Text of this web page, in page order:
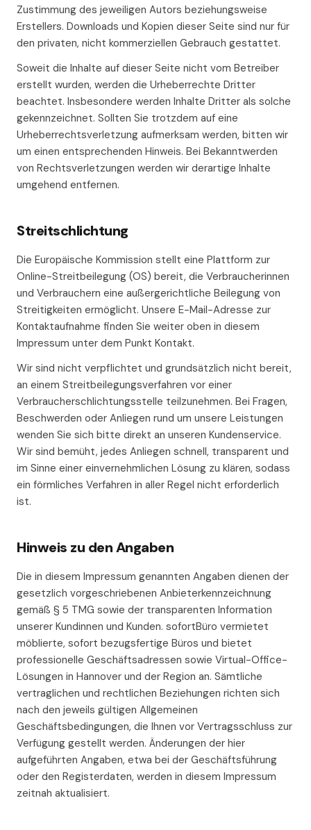
Zustimmung des jeweiligen Autors beziehungsweise
Erstellers. Downloads und Kopien dieser Seite sind nur für
den privaten, nicht kommerziellen Gebrauch gestattet.
Soweit die Inhalte auf dieser Seite nicht vom Betreiber
erstellt wurden, werden die Urheberrechte Dritter
beachtet. Insbesondere werden Inhalte Dritter als solche
gekennzeichnet. Sollten Sie trotzdem auf eine
Urheberrechtsverletzung aufmerksam werden, bitten wir
um einen entsprechenden Hinweis. Bei Bekanntwerden
von Rechtsverletzungen werden wir derartige Inhalte
umgehend entfernen.
Streitschlichtung
Die Europäische Kommission stellt eine Plattform zur
Online-Streitbeilegung (OS) bereit, die Verbraucherinnen
und Verbrauchern eine außergerichtliche Beilegung von
Streitigkeiten ermöglicht. Unsere E-Mail-Adresse zur
Kontaktaufnahme finden Sie weiter oben in diesem
Impressum unter dem Punkt Kontakt.
Wir sind nicht verpflichtet und grundsätzlich nicht bereit,
an einem Streitbeilegungsverfahren vor einer
Verbraucherschlichtungsstelle teilzunehmen. Bei Fragen,
Beschwerden oder Anliegen rund um unsere Leistungen
wenden Sie sich bitte direkt an unseren Kundenservice.
Wir sind bemüht, jedes Anliegen schnell, transparent und
im Sinne einer einvernehmlichen Lösung zu klären, sodass
ein förmliches Verfahren in aller Regel nicht erforderlich
ist.
Hinweis zu den Angaben
Die in diesem Impressum genannten Angaben dienen der
gesetzlich vorgeschriebenen Anbieterkennzeichnung
gemäß § 5 TMG sowie der transparenten Information
unserer Kundinnen und Kunden. sofortBüro vermietet
möblierte, sofort bezugsfertige Büros und bietet
professionelle Geschäftsadressen sowie Virtual-Office-
Lösungen in Hannover und der Region an. Sämtliche
vertraglichen und rechtlichen Beziehungen richten sich
nach den jeweils gültigen Allgemeinen
Geschäftsbedingungen, die Ihnen vor Vertragsschluss zur
Verfügung gestellt werden. Änderungen der hier
aufgeführten Angaben, etwa bei der Geschäftsführung
oder den Registerdaten, werden in diesem Impressum
zeitnah aktualisiert.